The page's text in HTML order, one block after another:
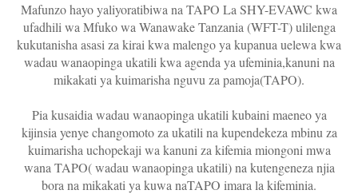
Mafunzo hayo yaliyoratibiwa na TAPO La SHY-EVAWC kwa
ufadhili wa Mfuko wa Wanawake Tanzania (WFT-T) ulilenga
kukutanisha asasi za kirai kwa malengo ya kupanua uelewa kwa
wadau wanaopinga ukatili kwa agenda ya ufeminia,kanuni na
mikakati ya kuimarisha nguvu za pamoja(TAPO).
Pia kusaidia wadau wanaopinga ukatili kubaini maeneo ya
kijinsia yenye changomoto za ukatili na kupendekeza mbinu za
kuimarisha uchopekaji wa kanuni za kifemia miongoni mwa
wana TAPO( wadau wanaopinga ukatili) na kutengeneza njia
bora na mikakati ya kuwa naTAPO imara la kifeminia.